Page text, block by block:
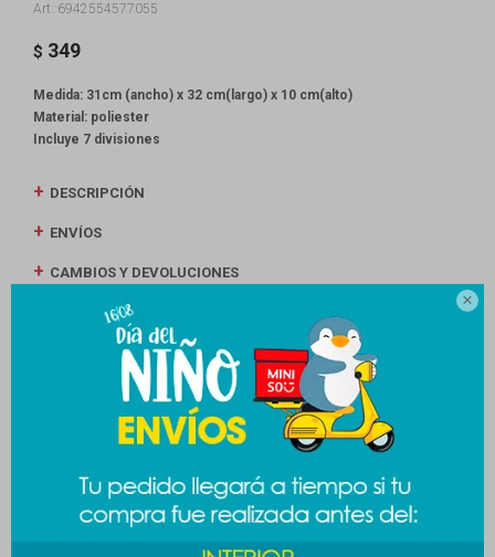

6942554577055
$ 349
Medida: 31cm (ancho) x 32 cm(largo) x 10 cm(alto)
Material: poliester
Incluye 7 divisiones
DESCRIPCIÓN
ENVÍOS
CAMBIOS Y DEVOLUCIONES
MEDIOS DE PAGO
Productos que te pueden interesar